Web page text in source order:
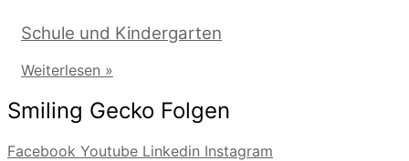
Schule und Kindergarten
Weiterlesen »
Smiling Gecko Folgen
Facebook Youtube Linkedin Instagram